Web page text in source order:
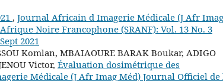
, Journal Africain d Imagerie Médicale (J Afr Imag
Noire Francophone (SRANF): Vol. 13 No. 3
2021
Komlan, MBAIAOURE BARAK Boukar, ADIGO
Victor, Évaluation dosimétrique des
Médicale (J Afr Imag Méd) Journal Officiel de